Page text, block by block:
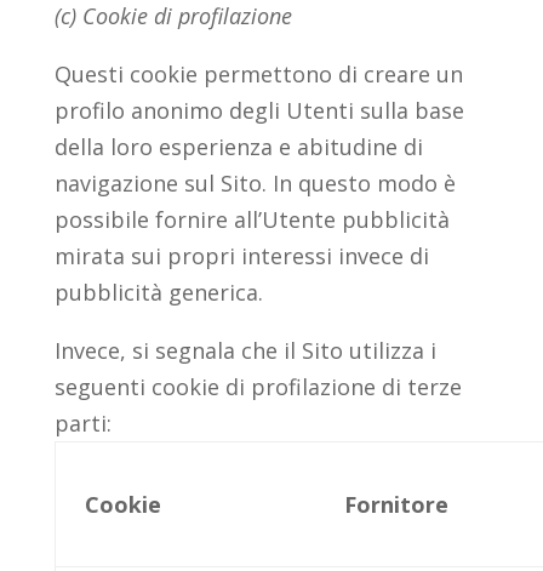
(c) Cookie di profilazione
Questi cookie permettono di creare un
profilo anonimo degli Utenti sulla base
della loro esperienza e abitudine di
navigazione sul Sito. In questo modo è
possibile fornire all’Utente pubblicità
mirata sui propri interessi invece di
pubblicità generica.
Invece, si segnala che il Sito utilizza i
seguenti cookie di profilazione di terze
parti:
Cookie Fornitore